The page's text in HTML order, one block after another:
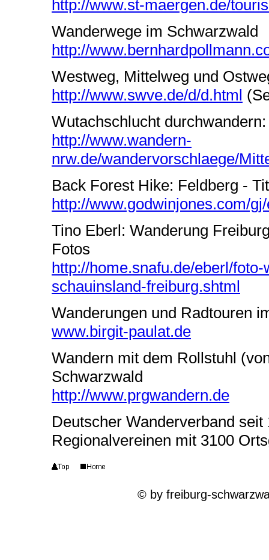
http://www.st-maergen.de/
Wanderwege im Schwarzwald
http://
Westweg, Mittelweg und
http://www.swve.de/d/d.html
Wutachschlucht durchwandern:
http://www.wandern-
nrw.de/wandervorschlaege/
Back Forest Hike: Feldberg -
http://www.godwinjones.com/
Tino Eberl: Wanderung
Fotos
http://home.snafu.de/eberl/
schauinsland-freiburg.shtml
Wanderungen und Radtouren
www.birgit-paulat.de
Wandern mit dem Rollstuhl
Schwarzwald
http://www.prgwandern.de
Deutscher Wanderverband
Regionalvereinen mit 3100
© by freiburg-